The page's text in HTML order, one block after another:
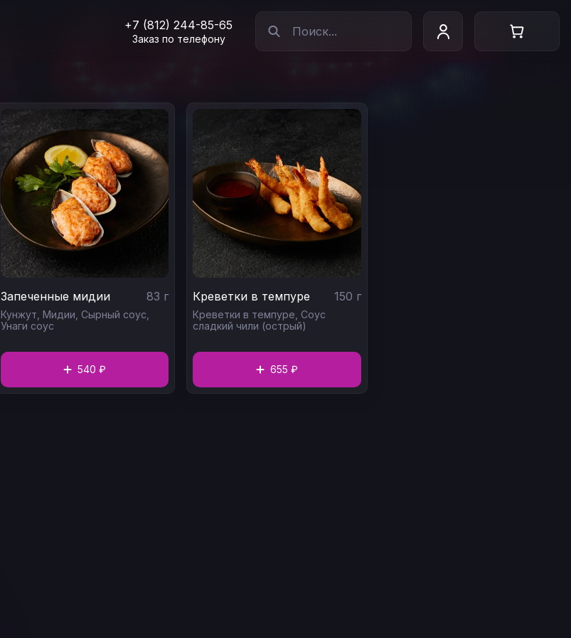
+7 (812) 244-85-65
Заказ по телефону
Запеченные мидии 83 г
Кунжут, Мидии, Сырный соус,
Унаги соус
540 ₽
Креветки в темпуре 150 г
Креветки в темпуре, Соус
сладкий чили (острый)
655 ₽